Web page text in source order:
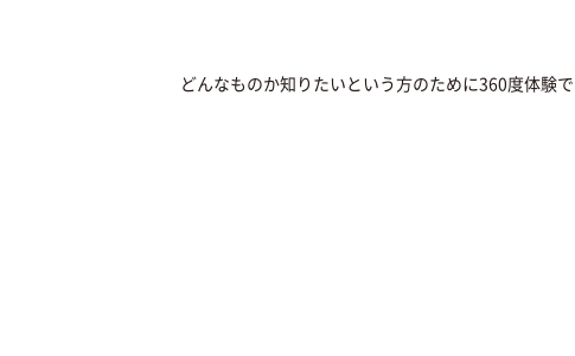
どんなものか知りたいという方のために360度体験